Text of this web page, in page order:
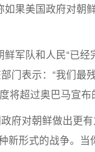
果美国政府对朝
军队和人民“已经
门表示：“我们最
超过奥巴马宣布
府对朝鲜做出更
新形式的战争。当